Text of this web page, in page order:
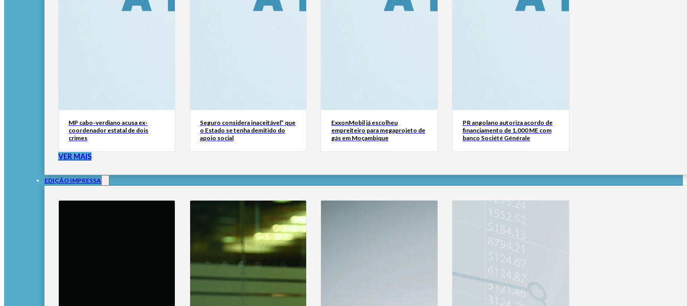
MP cabo-verdiano acusa ex-
coordenador estatal de dois
crimes
Seguro considera inaceitável” que
o Estado se tenha demitido do
apoio social
ExxonMobil já escolheu
empreiteiro para megaprojeto de
gás em Moçambique
PR angolano autoriza acordo de
financiamento de 1.000 ME com
banco Société Générale
VER MAIS
EDIÇÃO IMPRESSA